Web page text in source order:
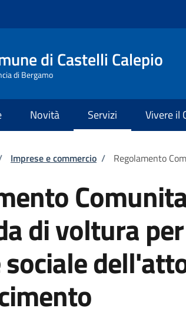
di Castelli Calepio
di Bergamo
Novità Servizi Vivere il
pane
Imprese e commercio / Regolamento
di voltura